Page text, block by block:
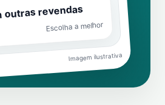
outras revendas
Escolha a melhor
Imagem ilustrativa